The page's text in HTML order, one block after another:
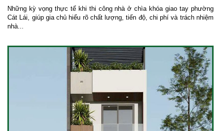
Những kỳ vọng thực tế khi thi công nhà ở chìa khóa giao tay phường
Cát Lái, giúp gia chủ hiểu rõ chất lượng, tiến độ, chi phí và trách nhiệm
nhà...